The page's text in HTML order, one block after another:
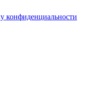
конфиденциальности